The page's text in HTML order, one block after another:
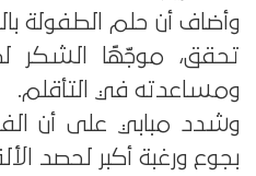
وأضاف أن حلم الطفولة
تحقق، موجّهًا الشكر
ومساعدته في التأقلم.
بجوع ورغبة أكبر لحصد